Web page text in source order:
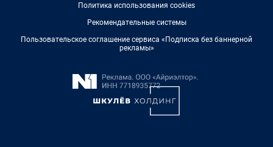
Политика использования cookies
Рекомендательные системы
Пользовательское соглашение сервиса «Подписка без баннерной
рекламы»